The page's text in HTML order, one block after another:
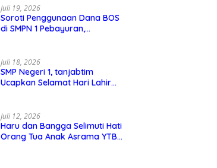
masyarakat
Juli 19, 2026
Soroti Penggunaan Dana BOS
di SMPN 1 Pebayuran,
Juli 18, 2026
SMP Negeri 1, tanjabtim
Ucapkan Selamat Hari Lahir
Juli 12, 2026
Haru dan Bangga Selimuti Hati
Orang Tua Anak Asrama YTBS